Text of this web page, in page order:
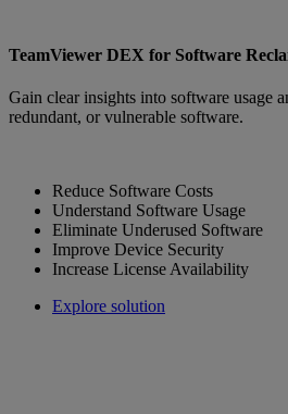
TeamViewer DEX for Software
Gain clear insights into software usage
redundant, or vulnerable software.
Reduce Software Costs
Understand Software Usage
Eliminate Underused Software
Improve Device Security
Increase License Availability
Explore solution